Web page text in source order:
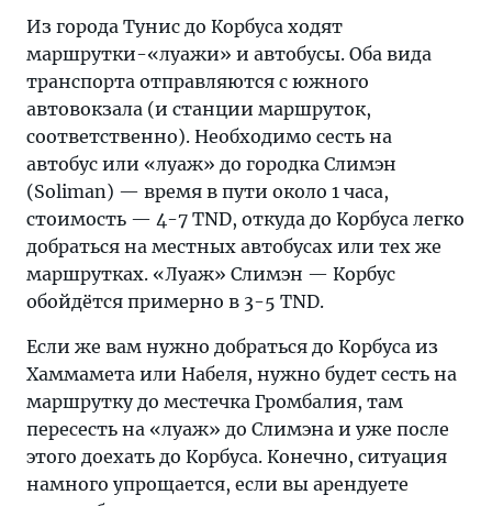
Из города Тунис до Корбуса ходят
маршрутки-«луажи» и автобусы. Оба вида
транспорта отправляются с южного
автовокзала (и станции маршруток,
соответственно). Необходимо сесть на
автобус или «луаж» до городка Слимэн
(Soliman) — время в пути около 1 часа,
стоимость — 4-7 TND, откуда до Корбуса легко
добраться на местных автобусах или тех же
маршрутках. «Луаж» Слимэн — Корбус
обойдётся примерно в 3-5 TND.
Если же вам нужно добраться до Корбуса из
Хаммамета или Набеля, нужно будет сесть на
маршрутку до местечка Громбалия, там
пересесть на «луаж» до Слимэна и уже после
этого доехать до Корбуса. Конечно, ситуация
намного упрощается, если вы арендуете